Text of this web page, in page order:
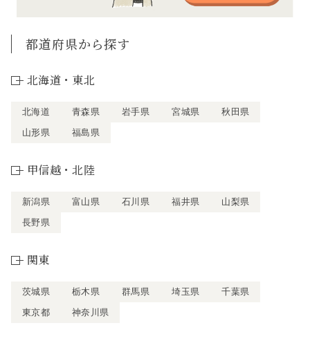
都道府県から探す
北海道・東北
北海道 青森県 岩手県 宮城県
秋田県
山形県
福島県
甲信越・北陸
新潟県 富山県 石川県 福井県
山梨県
長野県
関東
茨城県 栃木県 群馬県 埼玉県
千葉県
東京都
神奈川県